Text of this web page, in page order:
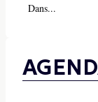
Dans...